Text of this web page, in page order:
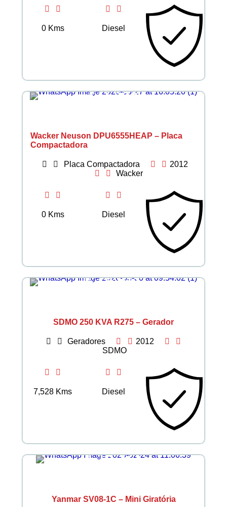
0 Kms Diesel
€ 3.383
Wacker Neuson DPU6555HEAP – Placa
Compactadora
Placa Compactadora
2012
Wacker
0 Kms Diesel
€ 24.477
SDMO 250 KVA R275 – Gerador
Geradores
2012
SDMO
7,528 Kms Diesel
€ 18.327
Yanmar SV08-1C – Mini Giratória